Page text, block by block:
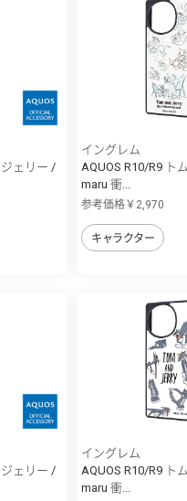
ェリー /
イングレム
AQUOS R10/R9 ト
maru 衝...
参考価格￥2,970
キャラクター
ェリー /
イングレム
AQUOS R10/R9 ト
maru 衝...